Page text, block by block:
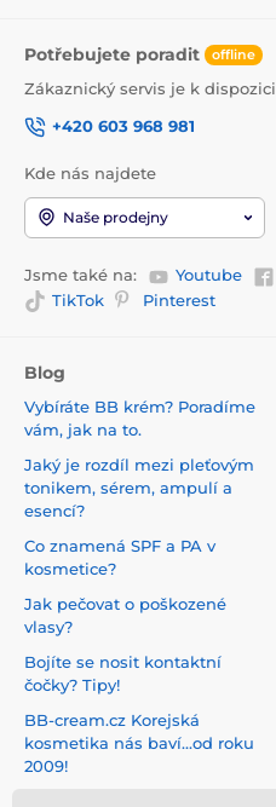
Potřebujete poradit offline
Zákaznický servis je k dispozici
+420 603 968 981
Kde nás najdete
Naše prodejny
Jsme také na: Youtube
TikTok
Pinterest
Blog
Vybíráte BB krém? Poradíme
vám, jak na to.
Jaký je rozdíl mezi pleťovým
tonikem, sérem, ampulí a
esencí?
Co znamená SPF a PA v
kosmetice?
Jak pečovat o poškozené
vlasy?
Bojíte se nosit kontaktní
čočky? Tipy!
BB-cream.cz Korejská
kosmetika nás baví...od roku
2009!